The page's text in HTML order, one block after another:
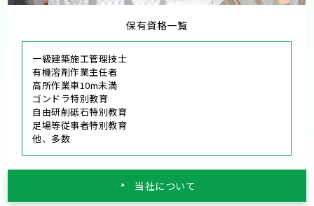
保有資格一覧
一級建築施工管理技士
有機溶剤作業主任者
高所作業車10m未満
ゴンドラ特別教育
自由研削砥石特別教育
足場等従事者特別教育
他、多数
当社について